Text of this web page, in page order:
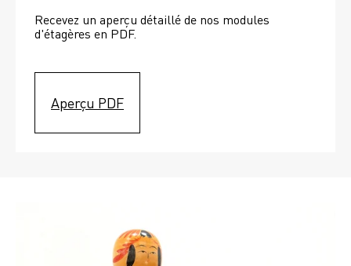
Recevez un aperçu détaillé de nos modules
d'étagères en PDF.
Aperçu PDF